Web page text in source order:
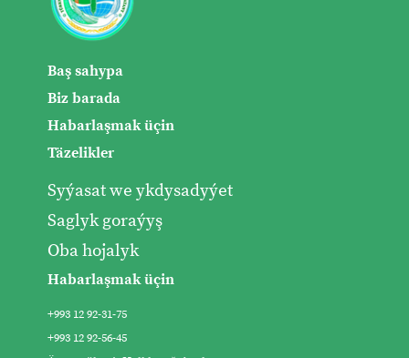
Baş sahypa
Biz barada
Habarlaşmak üçin
Täzelikler
Syýasat we ykdysadyýet
Saglyk goraýyş
Oba hojalyk
Habarlaşmak üçin
+993 12 92-31-75
+993 12 92-56-45